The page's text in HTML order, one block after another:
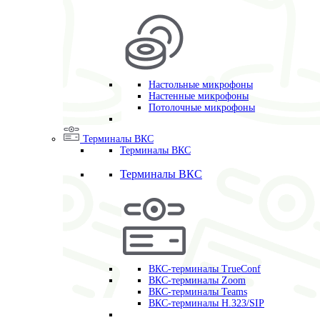
Настольные микрофоны
Настенные микрофоны
Потолочные микрофоны
Терминалы ВКС
Терминалы ВКС
Терминалы ВКС
ВКС-терминалы TrueConf
ВКС-терминалы Zoom
ВКС-терминалы Teams
ВКС-терминалы H.323/SIP